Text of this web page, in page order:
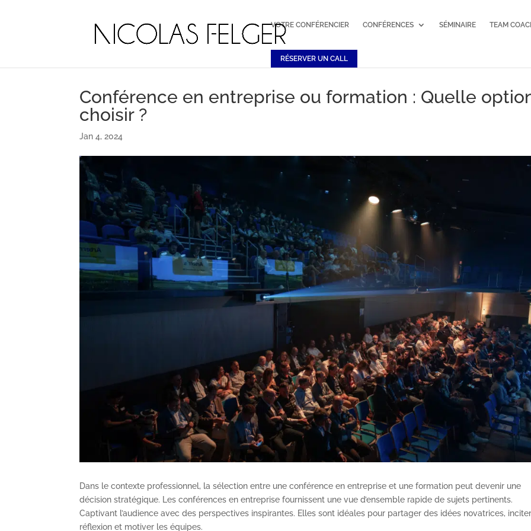
VOTRE CONFÉRENCIER CONFÉRENCES SÉMINAIRE TEAM
RÉSERVER UN CALL
Conférence en entreprise ou formation : Quelle
choisir ?
Jan 4, 2024
Dans le contexte professionnel, la sélection entre une conférence en entreprise et une formation peut devenir une
décision stratégique. Les conférences en entreprise fournissent une vue d’ensemble rapide de sujets pertinents.
Captivant l’audience avec des perspectives inspirantes. Elles sont idéales pour partager des idées novatrices,
réflexion et motiver les équipes.